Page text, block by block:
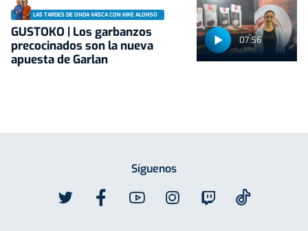
07:56
LAS TARDES DE ONDA VASCA CON KIKE ALONSO
GUSTOKO | Los garbanzos
precocinados son la nueva
apuesta de Garlan
Síguenos